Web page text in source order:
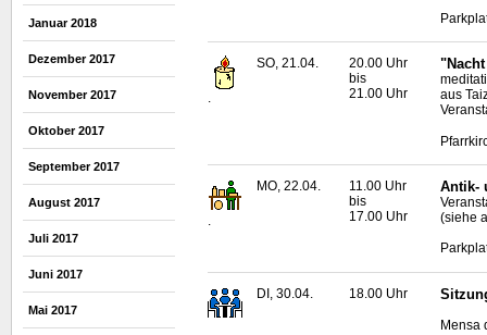
Januar 2018
Dezember 2017
November 2017
Oktober 2017
September 2017
August 2017
Juli 2017
Juni 2017
Mai 2017
.
SO, 21.04.
20.00 Uhr
bis
21.00 Uhr
aus
.
MO, 22.04.
11.00 Uhr
bis
17.00 Uhr
Antik-
(siehe
DI, 30.04. 18.00 Uhr
Mensa